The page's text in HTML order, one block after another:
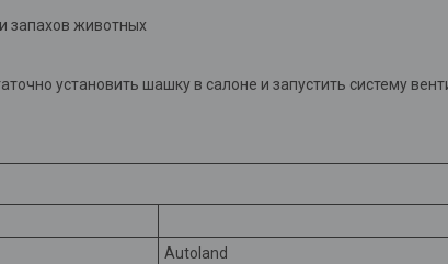
запахов животных
установить шашку в салоне и запустить систему
Autoland